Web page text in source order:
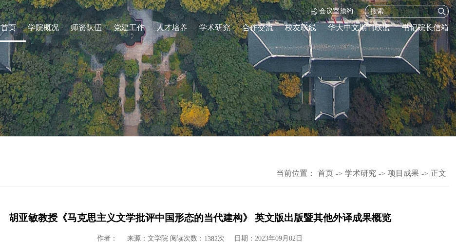
会议室预约
首页 学院概况 师资队伍 党建工作 人才培养 学术研究 合作交流 校友联线 华大中文期刊联盟 书记院长信箱
当前位置： 首页 -> 学术研究 -> 项目成果 -> 正文
胡亚敏教授《马克思主义文学批评中国形态的当代建构》 英文版出版暨其他外译成果概览
作者： 来源：文学院 阅读次数： 1382次 日期：2023年09月02日